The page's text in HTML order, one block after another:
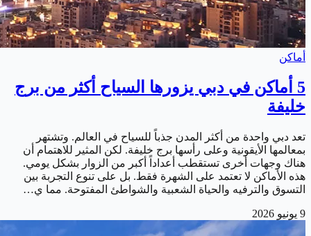
أماكن
5 أماكن في دبي يزورها السياح أكثر من برج
خليفة
تعد دبي واحدة من أكثر المدن جذباً للسياح في العالم. وتشتهر
بمعالمها الأيقونية وعلى رأسها برج خليفة. لكن المثير للاهتمام أن
هناك وجهات أخرى تستقطب أعداداً أكبر من الزوار بشكل يومي.
هذه الأماكن لا تعتمد على الشهرة فقط. بل على تنوع التجربة بين
التسوق والترفيه والحياة الشعبية والشواطئ المفتوحة. مما ي…
9 يونيو 2026